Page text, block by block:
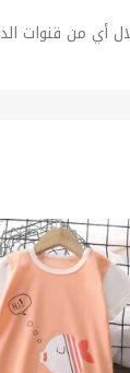
أي من قنوات